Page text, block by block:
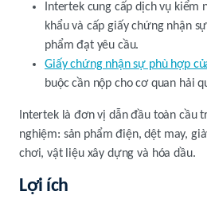
Intertek cung cấp dịch vụ kiểm
khẩu và cấp giấy chứng nhận
phẩm đạt yêu cầu.
Giấy chứng nhận sự phù hợp
buộc cần nộp cho cơ quan hải
Intertek là đơn vị dẫn đầu toàn cầu
nghiệm: sản phẩm điện, dệt may,
chơi, vật liệu xây dựng và hóa dầu.
Lợi ích